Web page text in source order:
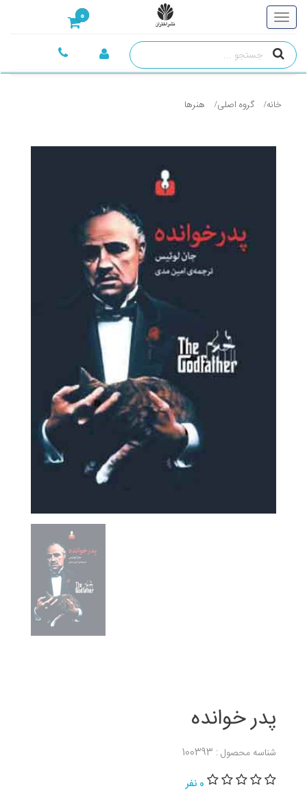
0
خانه گروه اصلی هنرها
پدر خوانده
شناسه محصول : 100393
0 نفر